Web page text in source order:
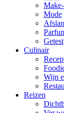
Mode
Getest
Culinair
Wijn
Reizen